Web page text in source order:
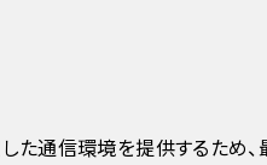
た通信環境を提供するため